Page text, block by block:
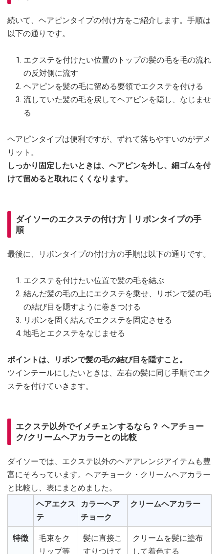
続いて、ヘアピンタイプの付け方をご紹介します。手順は
以下の通りです。
エクステを付けたい位置のトップの髪の毛を毛の流れ
の反対側に流す
ヘアピンを髪の毛に留める要領でエクステを付ける
流していた髪の毛を戻してヘアピンを隠し、なじませ
る
ヘアピンタイプは便利ですが、ずれて落ちやすいのがデメ
リット。
しっかり固定したいときは、ヘアピンを外し、細ゴムを付
けて留めると取れにくくなります。
ダイソーのエクステの付け方┃リボンタイプの手
順
最後に、リボンタイプの付け方の手順は以下の通りです。
エクステを付けたい位置で髪の毛を結ぶ
結んだ髪の毛の上にエクステを乗せ、リボンで髪の毛
の結び目を隠すように巻きつける
リボンを固く結んでエクステを固定させる
地毛とエクステをなじませる
ポイントは、リボンで髪の毛の結び目を隠すこと。
ツインテールにしたいときは、左右の髪に同じ手順でエク
ステを付けていきます。
エクステ以外でイメチェンするなら？ ヘアチョー
ク/クリームヘアカラーとの比較
ダイソーでは、エクステ以外のヘアアレンジアイテムも豊
富にそろっています。ヘアチョーク・クリームヘアカラー
と比較し、表にまとめました。
ヘアエクス
テ
カラーヘア
チョーク
クリームヘアカラー
特徴
毛束をク
リップ等
髪に直接こ
すりつけて
クリームを髪に塗布
して着色する